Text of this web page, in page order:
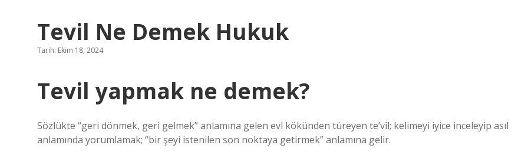
Tevil Ne Demek Hukuk
Tarih: Ekim 18, 2024
Tevil yapmak ne demek?
Sözlükte “geri dönmek, geri gelmek” anlamına gelen evl kökünden türeyen te’vîl; kelimeyi iyice inceleyip asıl
anlamında yorumlamak; “bir şeyi istenilen son noktaya getirmek” anlamına gelir.